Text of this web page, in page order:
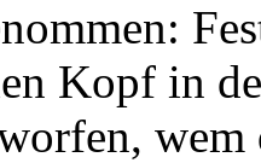
Kopf in